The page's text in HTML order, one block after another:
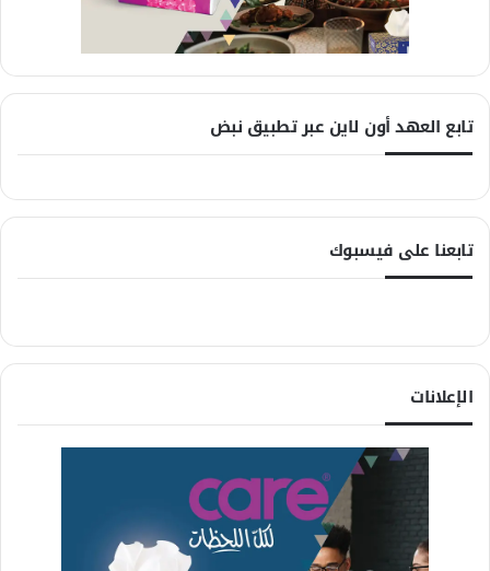
تابع العهد أون لاين عبر تطبيق نبض
تابعنا على فيسبوك
الإعلانات